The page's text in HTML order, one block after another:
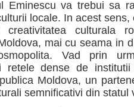
Eminescu va trebui sa
locale. In acest sens,
culturala
mai cu seama in
Vad prin
retele dense de
Moldova, un
semnificativi din statul